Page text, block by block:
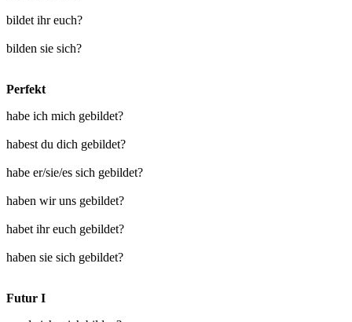
bildet ihr euch?
bilden sie sich?
Perfekt
habe ich mich gebildet?
habest du dich gebildet?
habe er/sie/es sich gebildet?
haben wir uns gebildet?
habet ihr euch gebildet?
haben sie sich gebildet?
Futur I